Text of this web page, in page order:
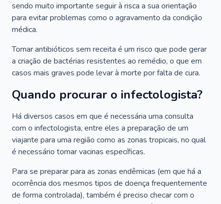
sendo muito importante seguir à risca a sua orientação
para evitar problemas como o agravamento da condição
médica.
Tomar antibióticos sem receita é um risco que pode gerar
a criação de bactérias resistentes ao remédio, o que em
casos mais graves pode levar à morte por falta de cura.
Quando procurar o infectologista?
Há diversos casos em que é necessária uma consulta
com o infectologista, entre eles a preparação de um
viajante para uma região como as zonas tropicais, no qual
é necessário tomar vacinas específicas.
Para se preparar para as zonas endêmicas (em que há a
ocorrência dos mesmos tipos de doença frequentemente
de forma controlada), também é preciso checar com o